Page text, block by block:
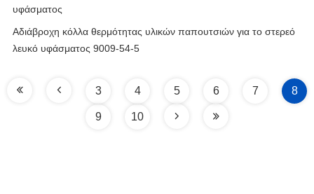
υφάσματος
Αδιάβροχη κόλλα θερμότητας υλικών παπουτσιών για το στερεό
λευκό υφάσματος 9009-54-5
3 4 5 6 7 8
9 10